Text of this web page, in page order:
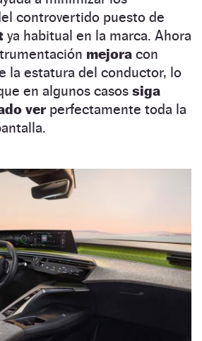
controvertido puesto de
ya habitual en la marca. Ahora
mejora con
la estatura del conductor, lo
en algunos casos siga
verperfectamente toda la